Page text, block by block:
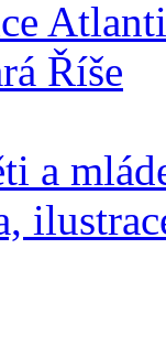
Říše
a